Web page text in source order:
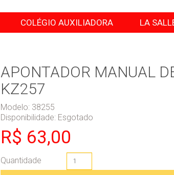
COLÉGIO AUXILIADORA LA
APONTADOR MANUAL
KZ257
Modelo: 38255
Disponibilidade: Esgotado
R$ 63,00
Quantidade